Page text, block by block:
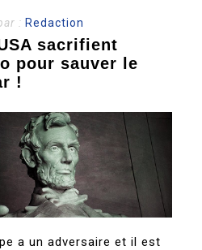
: Redaction
sacrifient
pour sauver le
!
a un adversaire et il est